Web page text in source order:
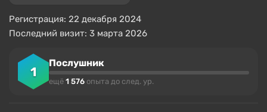
Регистрация: 22 декабря 2024
Последний визит: 3 марта 2026
1
Послушник
ещё 1 576 опыта до след. ур.